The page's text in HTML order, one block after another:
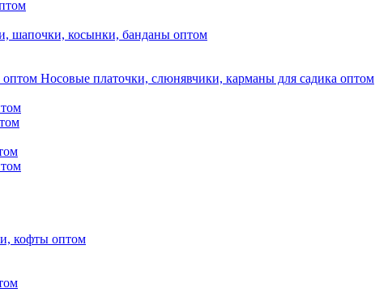
шапочки, косынки, банданы оптом
Носовые платочки, слюнявчики, карманы для садика оптом
кофты оптом